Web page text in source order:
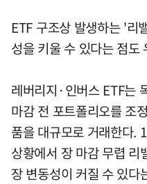
ETF 구조상 발생하는 '리
성을 키울 수 있다는 점도
레버리지·인버스 ETF는
마감 전 포트폴리오를 조
품을 대규모로 거래한다.
상황에서 장 마감 무렵 리
장 변동성이 커질 수 있다